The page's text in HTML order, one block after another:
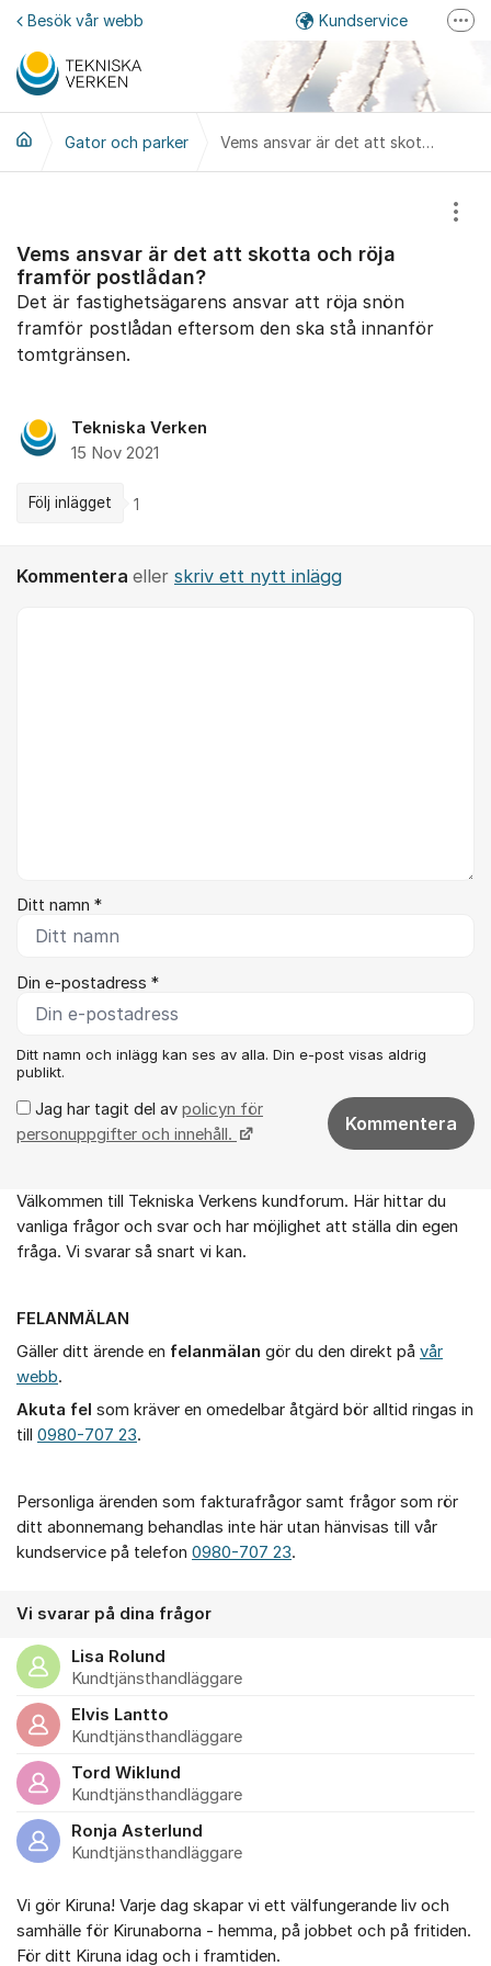
Hoppa till innehåll
Besök vår webb Kundservice
Felanmälan
Mina sidor
Facebook
Gator och parker Vems ansvar är det att skotta och röja framför postlådan?
Vems ansvar är det att skotta och röja
framför postlådan?
Det är fastighetsägarens ansvar att röja snön
framför postlådan eftersom den ska stå innanför
tomtgränsen.
Tekniska Verken
15 Nov 2021
Följ inlägget 1
Kommentera eller skriv ett nytt inlägg
Ditt namn *
Din e-postadress *
Ditt namn och inlägg kan ses av alla. Din e-post visas aldrig
publikt.
Jag har tagit del av policyn för
personuppgifter och innehåll.
Kommentera
Om forumet
Välkommen till Tekniska Verkens kundforum. Här hittar du
vanliga frågor och svar och har möjlighet att ställa din egen
fråga. Vi svarar så snart vi kan.
FELANMÄLAN
Gäller ditt ärende en felanmälan gör du den direkt på vår
webb.
Akuta fel som kräver en omedelbar åtgärd bör alltid ringas in
till 0980-707 23.
Personliga ärenden som fakturafrågor samt frågor som rör
ditt abonnemang behandlas inte här utan hänvisas till vår
kundservice på telefon 0980-707 23.
Vi svarar på dina frågor
Lisa Rolund
Kundtjänsthandläggare
Elvis Lantto
Kundtjänsthandläggare
Tord Wiklund
Kundtjänsthandläggare
Ronja Asterlund
Kundtjänsthandläggare
Vi gör Kiruna! Varje dag skapar vi ett välfungerande liv och
samhälle för Kirunaborna - hemma, på jobbet och på fritiden.
För ditt Kiruna idag och i framtiden.